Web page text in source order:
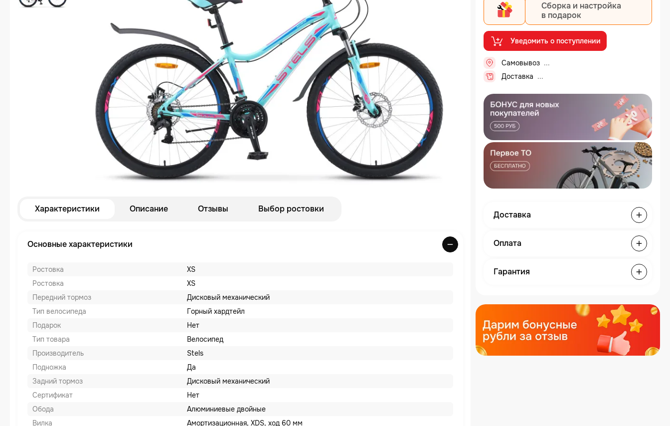
Сборка и настройка
в подарок
Уведомить о поступлении
Самовывоз .
Доставка .
Доставка
Оплата
Гарантия
Характеристики Описание Отзывы Выбор ростовки
Основные характеристики
Ростовка
XS
Ростовка
XS
Передний тормоз
Дисковый механический
Тип велосипеда
Горный хардтейл
Подарок
Нет
Тип товара
Велосипед
Производитель
Stels
Подножка
Да
Задний тормоз
Дисковый механический
Сертификат
Нет
Обода
Алюминиевые двойные
Вилка
Амортизационная, XDS, ход 60 мм